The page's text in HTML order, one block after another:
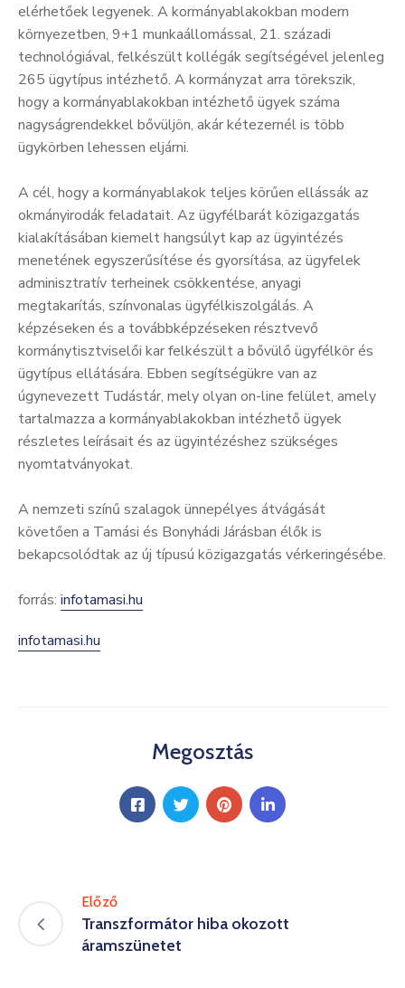
elérhetőek legyenek. A kormányablakokban modern
környezetben, 9+1 munkaállomással, 21. századi
technológiával, felkészült kollégák segítségével jelenleg
265 ügytípus intézhető. A kormányzat arra törekszik,
hogy a kormányablakokban intézhető ügyek száma
nagyságrendekkel bővüljön, akár kétezernél is több
ügykörben lehessen eljárni.
A cél, hogy a kormányablakok teljes körűen ellássák az
okmányirodák feladatait. Az ügyfélbarát közigazgatás
kialakításában kiemelt hangsúlyt kap az ügyintézés
menetének egyszerűsítése és gyorsítása, az ügyfelek
adminisztratív terheinek csökkentése, anyagi
megtakarítás, színvonalas ügyfélkiszolgálás. A
képzéseken és a továbbképzéseken résztvevő
kormánytisztviselői kar felkészült a bővülő ügyfélkör és
ügytípus ellátására. Ebben segítségükre van az
úgynevezett Tudástár, mely olyan on-line felület, amely
tartalmazza a kormányablakokban intézhető ügyek
részletes leírásait és az ügyintézéshez szükséges
nyomtatványokat.
A nemzeti színű szalagok ünnepélyes átvágását
követően a Tamási és Bonyhádi Járásban élők is
bekapcsolódtak az új típusú közigazgatás vérkeringésébe.
forrás: infotamasi.hu
infotamasi.hu
Megosztás
Előző
Transzformátor hiba okozott
áramszünetet